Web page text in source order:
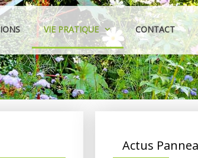
VIE PRATIQUE CONTACT
Actus